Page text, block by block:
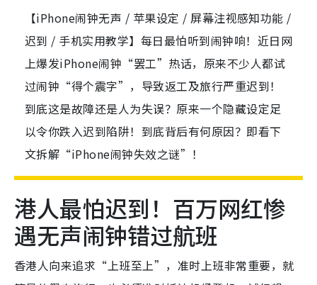
【iPhone闹钟无声 / 苹果设定 / 屏幕注视感知功能 /
迟到 / 手机实用教学】每日最怕听到闹钟响！近日网
上爆发iPhone闹钟“罢工”热话，原来不少人都试
过闹钟“得个震字”，导致返工及旅行严重迟到！
到底这是故障还是人为失误？原来一个隐藏设定足
以令你跌入迟到陷阱！到底背后有何原因？即看下
文拆解“iPhone闹钟失效之谜”！
港人最怕迟到！百万网红惨
遇无声闹钟错过航班
香港人向来追求“上班至上”，准时上班非常重要，就